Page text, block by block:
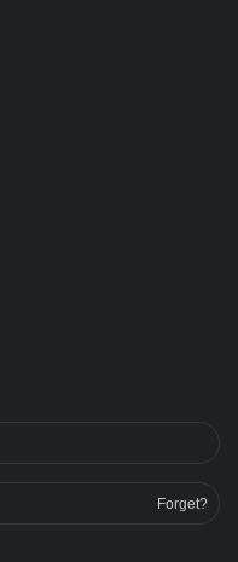
Forget?